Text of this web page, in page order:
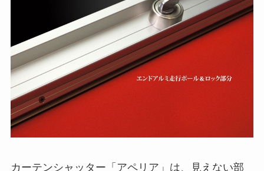
カーテンシャッター「アペリア」は、見えない部